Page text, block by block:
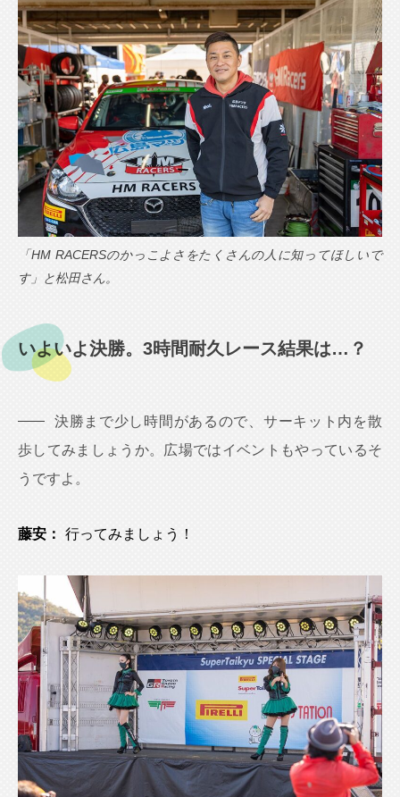
「HM RACERSのかっこよさをたくさんの人に知ってほしいで
す」と松田さん。
いよいよ決勝。3時間耐久レース結果は…？
決勝まで少し時間があるので、サーキット内を散
歩してみましょうか。広場ではイベントもやっているそ
うですよ。
藤安： 行ってみましょう！